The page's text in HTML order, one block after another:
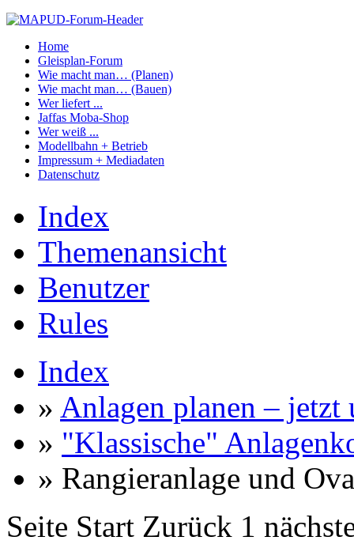
Home
Gleisplan-Forum
Wie macht man… (Planen)
Wie macht man… (Bauen)
Wer liefert ...
Jaffas Moba-Shop
Wer weiß ...
Modellbahn + Betrieb
Impressum + Mediadaten
Datenschutz
Index
Themenansicht
Benutzer
Rules
Index
» Anlagen planen – jetzt
» "Klassische"
» Rangieranlage und
Seite Start Zurück 1